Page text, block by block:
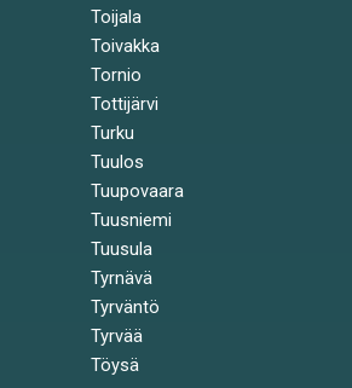
Toijala
Toivakka
Tornio
Tottijärvi
Turku
Tuulos
Tuupovaara
Tuusniemi
Tuusula
Tyrnävä
Tyrväntö
Tyrvää
Töysä